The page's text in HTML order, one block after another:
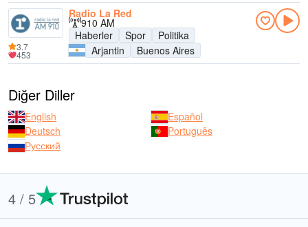
Radio La Red
910 AM
Haberler
Spor
Politika
Arjantin
Buenos Aires
3.7
453
Diğer Diller
English
Español
Deutsch
Português
Русский
4 / 5